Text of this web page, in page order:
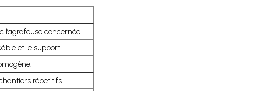
concernée.
et le support.
répétitifs.